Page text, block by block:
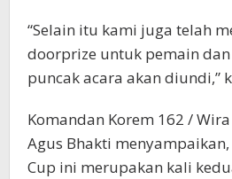
“Selain itu kami juga telah
doorprize untuk pemain
puncak acara akan diundi,”
Komandan Korem 162 /
Agus Bhakti
Cup ini merupakan kali